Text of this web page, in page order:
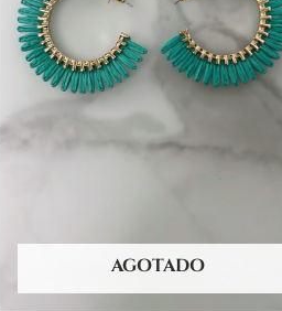
AGOTADO